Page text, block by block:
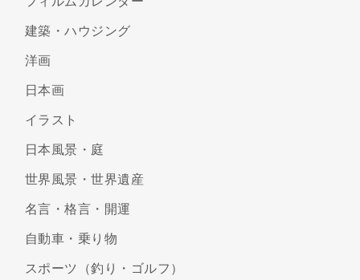
建築・ハウジング
洋画
日本画
イラスト
日本風景・庭
世界風景・世界遺産
名言・格言・開運
自動車・乗り物
スポーツ（釣り・ゴルフ）